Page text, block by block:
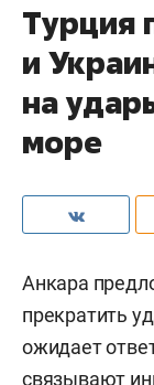
Турция
и
на
море
Анкара
прекратить
ожидает
связывают